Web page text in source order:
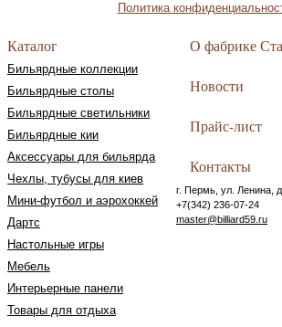
Политика
Каталог
Бильярдные коллекции
Бильярдные столы
Бильярдные светильники
Бильярдные кии
Аксессуары для бильярда
Чехлы, тубусы для киев
Мини-футбол и аэрохоккей
Дартс
Настольные игры
Мебель
Интерьерные панели
Товары для отдыха
О фабрике
Новости
Прайс-лист
Контакты
г. Пермь, ул. Ленина,
+7(342) 236-07-24
master@billiard59.ru